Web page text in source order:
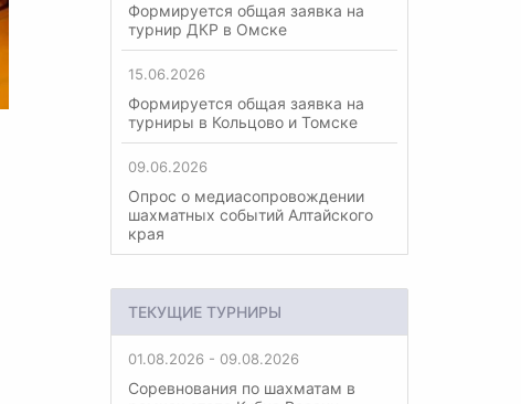
Формируется общая заявка на
турнир ДКР в Омске
15.06.2026
Формируется общая заявка на
турниры в Кольцово и Томске
09.06.2026
Опрос о медиасопровождении
шахматных событий Алтайского
края
ТЕКУЩИЕ ТУРНИРЫ
01.08.2026 - 09.08.2026
Соревнования по шахматам в